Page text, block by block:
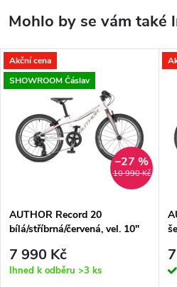
Akční cena
SHOWROOM Čáslav
10 990 Kč
–27 %
AUTHOR Record 20
bílá/stříbrná/červená, vel. 10"
7 990 Kč
Ihned k odběru >3 ks